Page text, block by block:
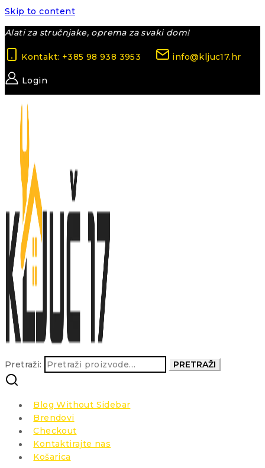
Skip to content
Alati za stručnjake, oprema za svaki dom!
Kontakt: +385 98 938 3953 info@kljuc17.hr
Login
Pretraži: PRETRAŽI
Blog Without Sidebar
Brendovi
Checkout
Kontaktirajte nas
Košarica